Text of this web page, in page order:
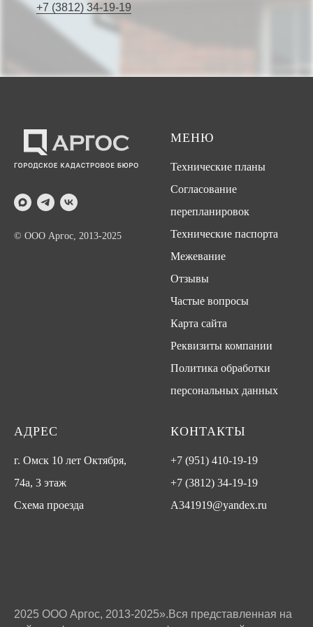
+7 (3812) 34-19-19
© ООО Аргос, 2013-2025
МЕНЮ
Технические планы
Согласование
перепланировок
Технические паспорта
Межевание
Отзывы
Частые вопросы
Карта сайта
Реквизиты компании
Политика обработки
персональных данных
АДРЕС
г. Омск 10 лет Октября,
74а, 3 этаж
Схема проезда
КОНТАКТЫ
+7 (951) 410-19-19
+7 (3812) 34-19-19
A341919@yandex.ru
2025 ООО Аргос, 2013-2025».Вся представленная на